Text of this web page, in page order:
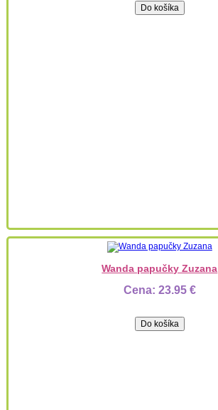
Wanda papučky Zuzana
Cena: 23.95 €